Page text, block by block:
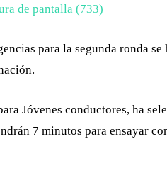
para la segunda ronda se
Jóvenes conductores, ha
7 minutos para ensayar